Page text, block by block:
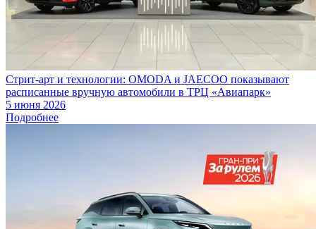
Стрит-арт и технологии: OMODA и JAECOO показывают
расписанные вручную автомобили в ТРЦ «Авиапарк»
5 июня 2026
Подробнее